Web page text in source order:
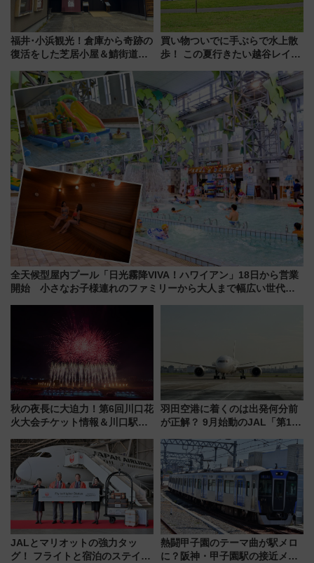
福井･小浜観光！倉庫から奇跡の
復活をした芝居小屋＆鯖街道の
でBBQ、老舗お酢店ソフトなど
歴史＆グルメ散歩
買い物ついでに手ぶらで水上散
歩！ この夏行きたい越谷レイク
ア「LAKESIDE PARK」（埼玉
県越谷市）
全天候型屋内プール「日光霧降VIVA！ハワイアン」18日から営業
開始 小さなお子様連れのファミリーから大人まで幅広い世代が
秋の夜長に大迫力！第6回川口花
火大会チケット情報＆川口駅か
羽田空港に着くのは出発何分前
が正解？ 9月始動のJAL「第1タ
歩1キロ超え！ 知っておきたい
変更点まとめ
JALとマリオットの強力タッ
グ！ フライトと宿泊のステイタ
熱闘甲子園のテーマ曲が駅メロ
に？阪神・甲子園駅の接近メロ